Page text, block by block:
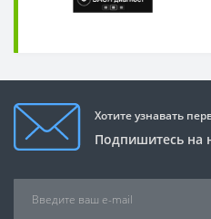
Хотите узнавать
Подпишитесь на